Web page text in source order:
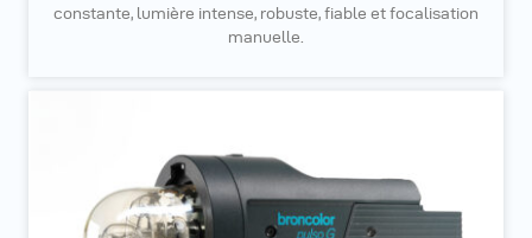
constante, lumière intense, robuste, fiable et focalisation
manuelle.